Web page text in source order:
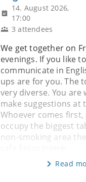
14. August 2026,
17:00
3 attendees
We get together on
evenings. If you like to
communicate in
ups are for you. The
very diverse. You are
make suggestions at
Whoever comes
occupy the biggest
non-smoking area
Read